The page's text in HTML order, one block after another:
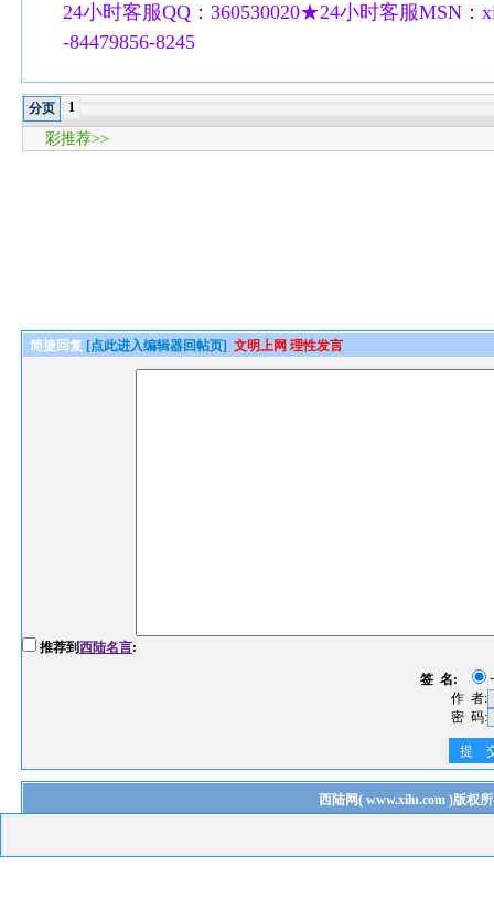
24小时客服QQ：360530020★24小时客服MSN
-84479856-8245
分页 1
彩推荐>>
简捷回复 [点此进入编辑器回帖页] 文明上网 理性发言
推荐到西陆名言:
签 名:
作 者:
密 码:
提
西陆网( www.xilu.com)版权